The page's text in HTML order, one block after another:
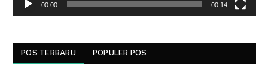
00:00 00:14
POS TERBARU POPULER POS